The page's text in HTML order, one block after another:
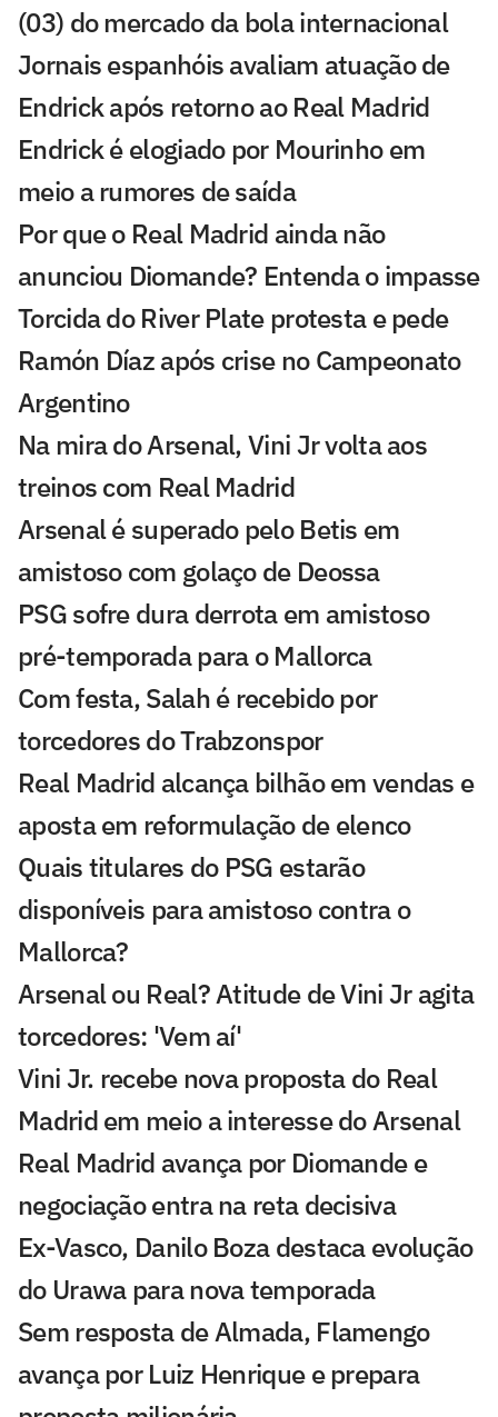
(03) do mercado da bola internacional
Jornais espanhóis avaliam atuação de
Endrick após retorno ao Real Madrid
Endrick é elogiado por Mourinho em
meio a rumores de saída
Por que o Real Madrid ainda não
anunciou Diomande? Entenda o impasse
Torcida do River Plate protesta e pede
Ramón Díaz após crise no Campeonato
Argentino
Na mira do Arsenal, Vini Jr volta aos
treinos com Real Madrid
Arsenal é superado pelo Betis em
amistoso com golaço de Deossa
PSG sofre dura derrota em amistoso
pré-temporada para o Mallorca
Com festa, Salah é recebido por
torcedores do Trabzonspor
Real Madrid alcança bilhão em vendas e
aposta em reformulação de elenco
Quais titulares do PSG estarão
disponíveis para amistoso contra o
Mallorca?
Arsenal ou Real? Atitude de Vini Jr agita
torcedores: 'Vem aí'
Vini Jr. recebe nova proposta do Real
Madrid em meio a interesse do Arsenal
Real Madrid avança por Diomande e
negociação entra na reta decisiva
Ex-Vasco, Danilo Boza destaca evolução
do Urawa para nova temporada
Sem resposta de Almada, Flamengo
avança por Luiz Henrique e prepara